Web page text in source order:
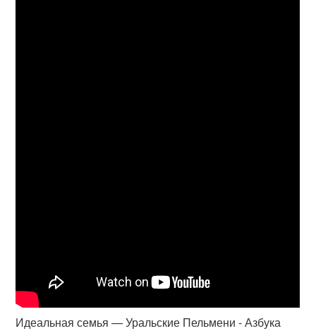
Идеальная семья — Уральские Пельмени - Азбука